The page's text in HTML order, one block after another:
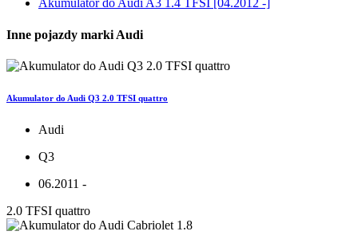
Akumulator do Audi A3 1.4 TFSI [04.2012 -]
Inne pojazdy marki Audi
Akumulator do Audi Q3 2.0 TFSI quattro
Audi
Q3
06.2011 -
2.0 TFSI quattro